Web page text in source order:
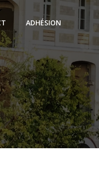
ADHÉSION